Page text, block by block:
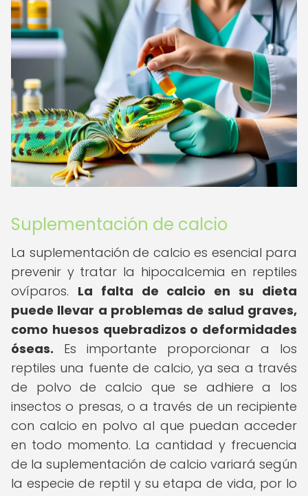
Suplementación de calcio
La suplementación de calcio es esencial para
prevenir y tratar la hipocalcemia en reptiles
ovíparos. La falta de calcio en su dieta
puede llevar a problemas de salud graves,
como huesos quebradizos o deformidades
óseas. Es importante proporcionar a los
reptiles una fuente de calcio, ya sea a través
de polvo de calcio que se adhiere a los
insectos o presas, o a través de un recipiente
con calcio en polvo al que puedan acceder
en todo momento. La cantidad y frecuencia
de la suplementación de calcio variará según
la especie de reptil y su etapa de vida, por lo